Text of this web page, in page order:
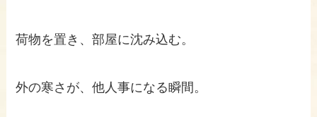
荷物を置き、部屋に沈み込む。
外の寒さが、他人事になる瞬間。